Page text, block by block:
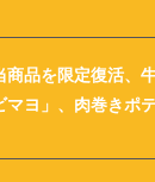
商品を限定復活、
ヨ」、肉巻きポ